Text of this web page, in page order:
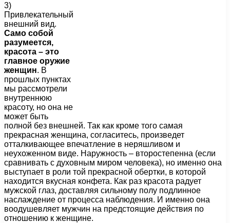
3)
Привлекательный
внешний вид.
Само собой
разумеется,
красота – это
главное оружие
женщин. В
прошлых пунктах
мы рассмотрели
внутреннюю
красоту, но она не
может быть
полной без внешней. Так как кроме того самая
прекрасная женщина, согласитесь, произведет
отталкивающее впечатление в неряшливом и
неухоженном виде. Наружность – второстепенна (если
сравнивать с духовным миром человека), но именно она
выступает в роли той прекрасной обертки, в которой
находится вкусная конфета. Как раз красота радует
мужской глаз, доставляя сильному полу подлинное
наслаждение от процесса наблюдения. И именно она
воодушевляет мужчин на предстоящие действия по
отношению к женщине.